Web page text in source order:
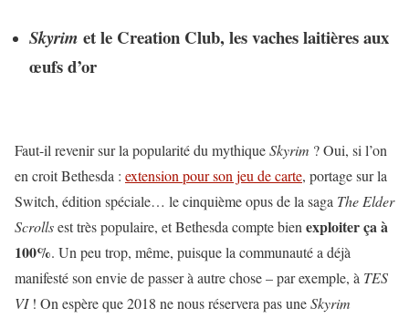
Skyrim et le Creation Club, les vaches laitières aux
œufs d’or
Faut-il revenir sur la popularité du mythiqueSkyrim ? Oui, si l’on
en croit Bethesda : extension pour son jeu de carte, portage sur la
Switch, édition spéciale… le cinquième opus de la saga The Elder
Scrollsest très populaire, et Bethesda compte bienexploiter ça à
100%. Un peu trop, même, puisque la communauté a déjà
manifesté son envie de passer à autre chose – par exemple, à TES
VI! On espère que 2018 ne nous réservera pas uneSkyrim